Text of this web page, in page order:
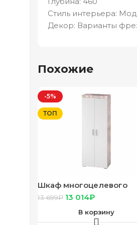
Стиль интерьера:
Декор: Варианты
Похожие
-5%
ТОП
Шкаф многоцелевого
назначения “Инстайл”
ШК-29 бетон/белый
13 699₽ 13 014₽
В корзину